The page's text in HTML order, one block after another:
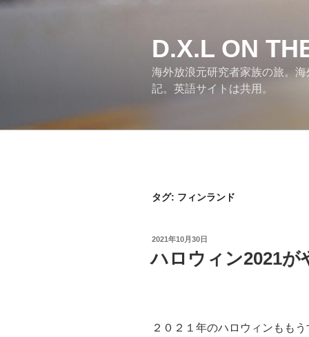
コ
D.X.L ON
海外放浪元研究者家族の旅。
記。英語サイトは共用。
タグ: フィンランド
投
日:
2021年10月30日
ハロウィン2021
２０２１年のハロウィンもも